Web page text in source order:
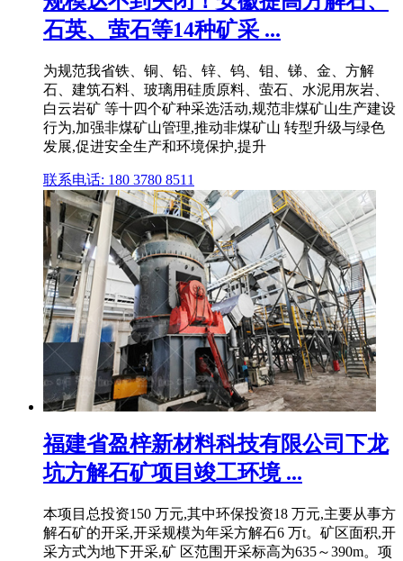
石英、萤石等14种矿采 ...
为规范我省铁、铜、铅、锌、钨、钼、锑、金、方解
石、建筑石料、玻璃用硅质原料、萤石、水泥用灰岩、
白云岩矿 等十四个矿种采选活动,规范非煤矿山生产建设
行为,加强非煤矿山管理,推动非煤矿山 转型升级与绿色
发展,促进安全生产和环境保护,提升
联系电话: 180 3780 8511
福建省盈梓新材料科技有限公司下龙
坑方解石矿项目竣工环境 ...
本项目总投资150 万元,其中环保投资18 万元,主要从事方
解石矿的开采,开采规模为年采方解石6 万t。矿区面积,开
采方式为地下开采,矿 区范围开采标高为635～390m。项